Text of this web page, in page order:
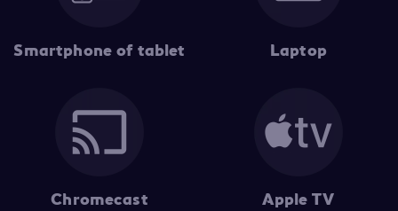
Smartphone of tablet Laptop
Chromecast Apple TV